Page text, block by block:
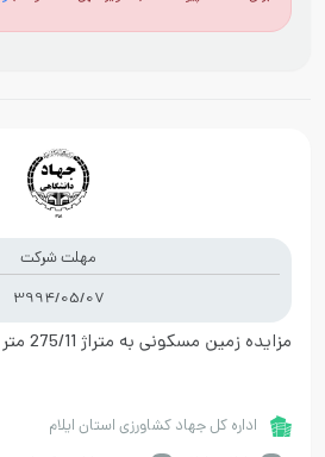
مهلت شرکت
3994/05/07
مزایده زمین مسکونی به متراژ 275/11 متر در ایلام
اداره کل جهاد کشاورزی استان ایلام